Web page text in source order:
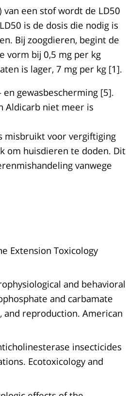
een stof wordt de LD50
is de dosis die nodig is
Bij zoogdieren, begint de
vorm bij 0,5 mg per kg
is lager, 7 mg per kg [1].
gewasbescherming [5].
Aldicarb niet meer is
misbruikt voor vergiftiging
om huisdieren te doden. Dit
vanwege
Extension Toxicology
and behavioral
and carbamate
reproduction. American
insecticides
Ecotoxicology and